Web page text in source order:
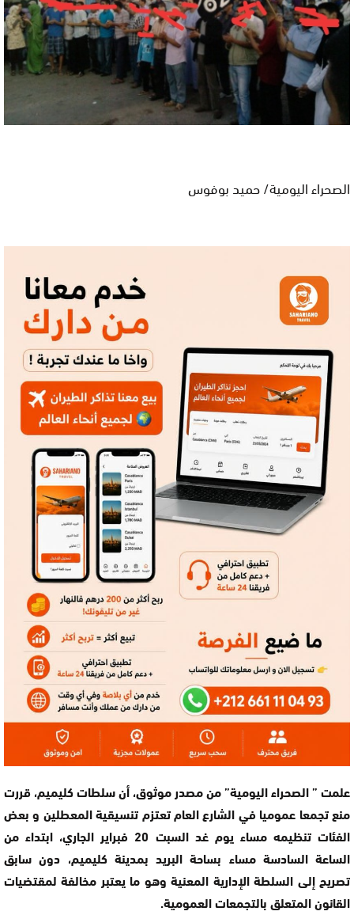
الصحراء اليومية/ حميد بوفوس
علمت ” الصحراء اليومية” من مصدر موثوق، أن سلطات كليميم، قررت
منع تجمعا عموميا في الشارع العام تعتزم تنسيقية المعطلين و بعض
الفئات تنظيمه مساء يوم غد السبت 20 فبراير الجاري، ابتداء من
الساعة السادسة مساء بساحة البريد بمدينة كليميم، دون سابق
تصريح إلى السلطة الإدارية المعنية وهو ما يعتبر مخالفة لمقتضيات
القانون المتعلق بالتجمعات العمومية.